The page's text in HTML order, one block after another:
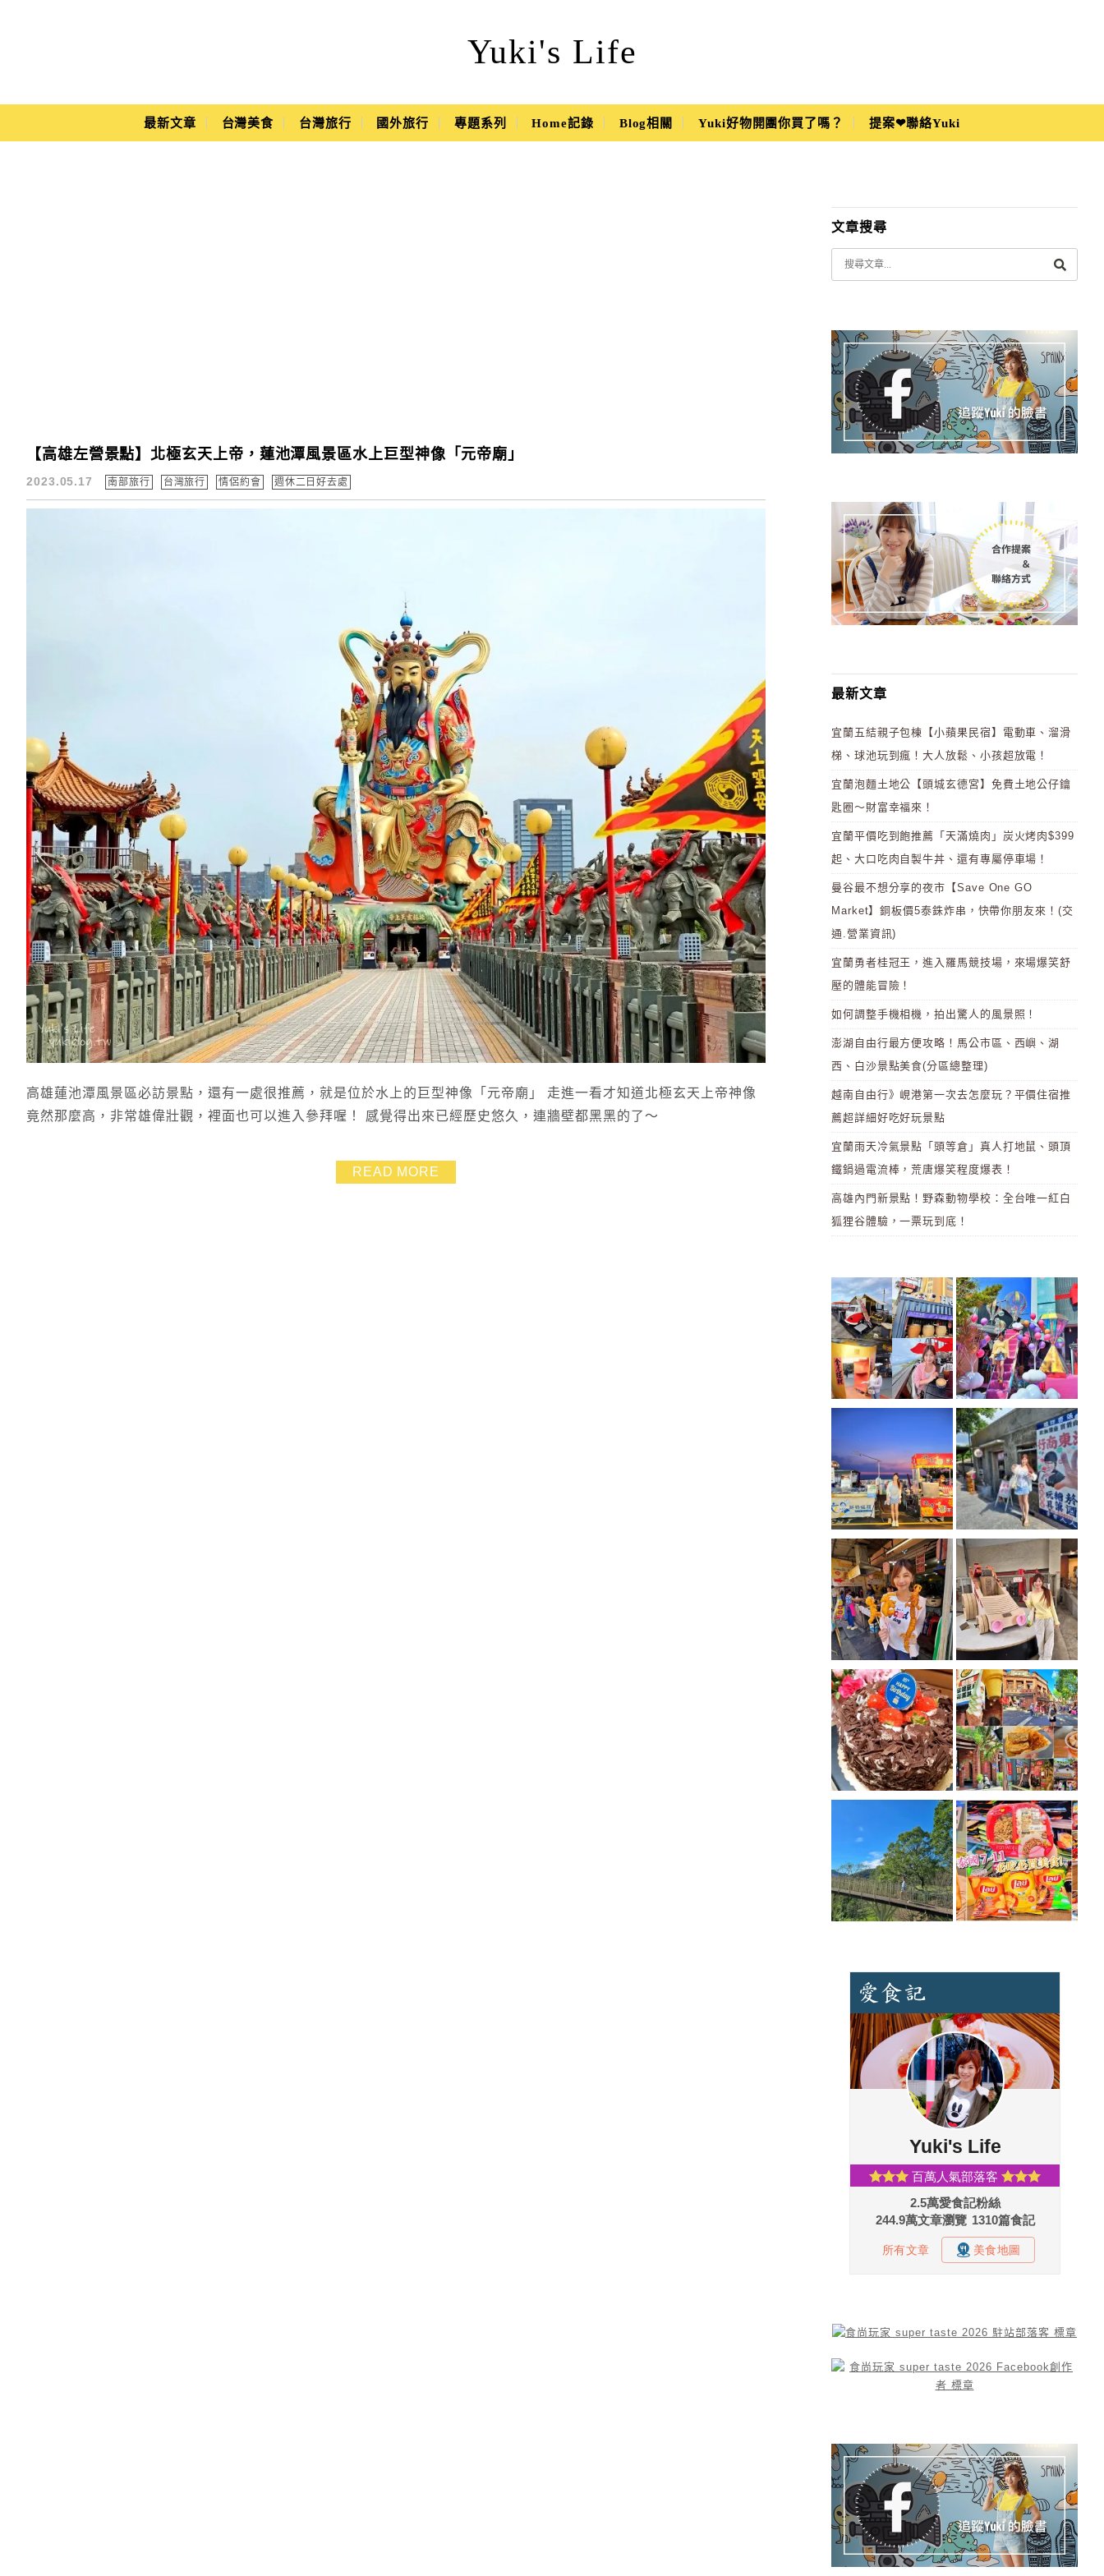
Yuki's Life
Yuki's Life
Main Menu
最新文章 台灣美食 台灣旅行 國外旅行 專題系列 Home記錄 Blog相關 Yuki好物開團你買了嗎？ 提案❤聯絡Yuki
【高雄左營景點】北極玄天上帝，蓮池潭風景區水上巨型神像「元帝廟」
2023.05.17 南部旅行 台灣旅行 情侶約會 週休二日好去處
高雄蓮池潭風景區必訪景點，還有一處很推薦，就是位於水上的巨型神像「元帝廟」 走進一看才知道北極玄天上帝神像
竟然那麼高，非常雄偉壯觀，裡面也可以進入參拜喔！ 感覺得出來已經歷史悠久，連牆壁都黑黑的了～
READ MORE
文章搜尋
最新文章
宜蘭五結親子包棟【小蘋果民宿】電動車、溜滑
梯、球池玩到瘋！大人放鬆、小孩超放電！
宜蘭泡麵土地公【頭城玄德宮】免費土地公仔鑰
匙圈～財富幸福來！
宜蘭平價吃到飽推薦「天滿燒肉」炭火烤肉$399
起、大口吃肉自製牛丼、還有專屬停車場！
曼谷最不想分享的夜市【Save One GO
Market】銅板價5泰銖炸串，快帶你朋友來！(交
通.營業資訊)
宜蘭勇者桂冠王，進入羅馬競技場，來場爆笑舒
壓的體能冒險！
如何調整手機相機，拍出驚人的風景照！
澎湖自由行最方便攻略！馬公市區、西嶼、湖
西、白沙景點美食(分區總整理)
越南自由行》峴港第一次去怎麼玩？平價住宿推
薦超詳細好吃好玩景點
宜蘭雨天冷氣景點「頭等倉」真人打地鼠、頭頂
鐵鍋過電流棒，荒唐爆笑程度爆表！
高雄內門新景點！野森動物學校：全台唯一紅白
狐狸谷體驗，一票玩到底！